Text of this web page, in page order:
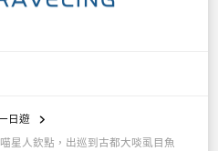
日遊
星人欽點，出巡到古都大啖虱目魚